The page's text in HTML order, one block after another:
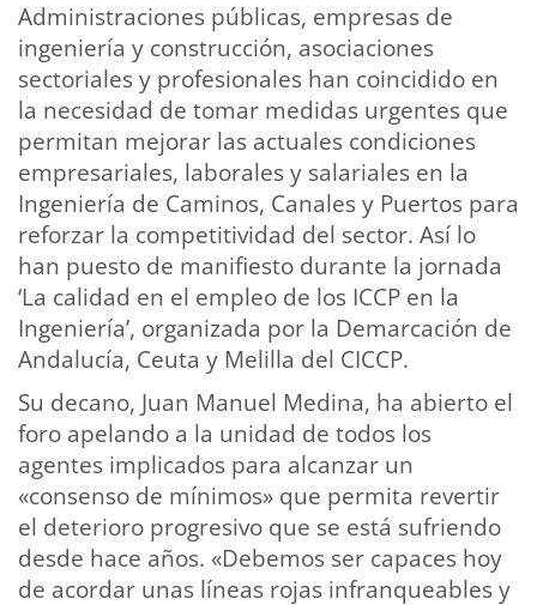
Administraciones públicas, empresas de
ingeniería y construcción, asociaciones
sectoriales y profesionales han coincidido en
la necesidad de tomar medidas urgentes que
permitan mejorar las actuales condiciones
empresariales, laborales y salariales en la
Ingeniería de Caminos, Canales y Puertos para
reforzar la competitividad del sector. Así lo
han puesto de manifiesto durante la jornada
‘La calidad en el empleo de los ICCP en la
Ingeniería’, organizada por la Demarcación de
Andalucía, Ceuta y Melilla del CICCP.
Su decano, Juan Manuel Medina, ha abierto el
foro apelando a la unidad de todos los
agentes implicados para alcanzar un
«consenso de mínimos» que permita revertir
el deterioro progresivo que se está sufriendo
desde hace años. «Debemos ser capaces hoy
de acordar unas líneas rojas infranqueables y